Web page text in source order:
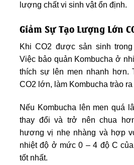
lượng chất vi sinh vật ổn định.
Giảm Sự Tạo Lượng Lớn
Khi CO2 được sản sinh
Việc bảo quản Kombucha ở
thích sự lên men nhanh hơn.
CO2 lớn, làm Kombucha trào
Nếu Kombucha lên men quá
thay đổi và trở nên chua
hương vị nhẹ nhàng và hợp
nhiệt độ ở mức 0 – 4 độ C
tốt nhất.